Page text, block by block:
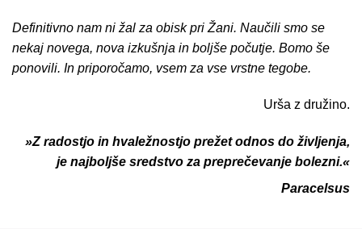
Definitivno nam ni žal za obisk pri Žani. Naučili smo se
nekaj novega, nova izkušnja in boljše počutje. Bomo še
ponovili. In priporočamo, vsem za vse vrstne tegobe.
Urša z družino.
»Z radostjo in hvaležnostjo prežet odnos do življenja,
je najboljše sredstvo za preprečevanje bolezni.«
Paracelsus